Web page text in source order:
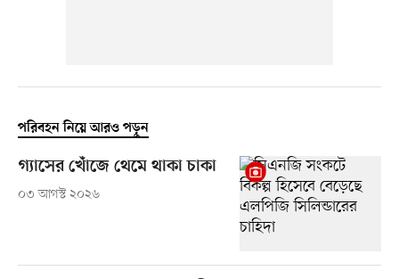
পরিবহন নিয়ে আরও পড়ুন
গ্যাসের খোঁজে থেমে থাকা চাকা
০৩ আগস্ট ২০২৬